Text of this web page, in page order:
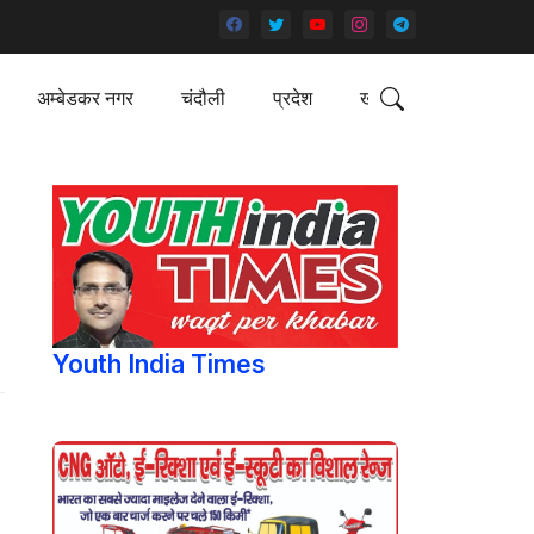
अम्बेडकर नगर चंदौली प्रदेश खेल
Youth India Times